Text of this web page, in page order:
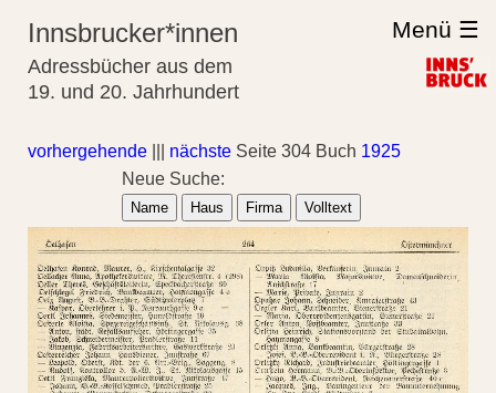
Innsbrucker*innen
Adressbücher aus dem
19. und 20. Jahrhundert
Menü ☰
vorhergehende nächste Seite 304 Buch 1925
Neue Suche:
Name Haus Firma Volltext